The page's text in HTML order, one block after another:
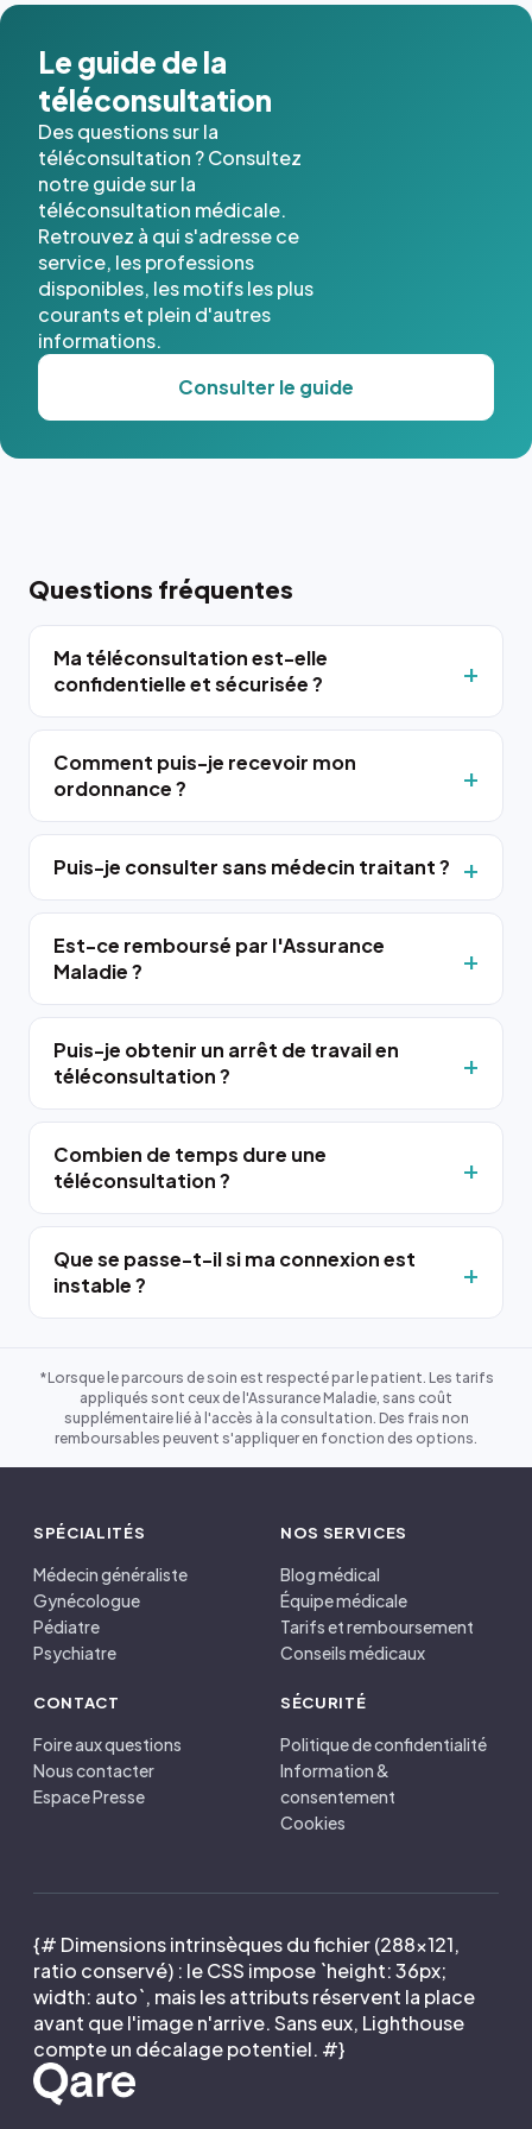
Le guide de la
téléconsultation
Des questions sur la
téléconsultation ? Consultez
notre guide sur la
téléconsultation médicale.
Retrouvez à qui s'adresse ce
service, les professions
disponibles, les motifs les plus
courants et plein d'autres
informations.
Consulter le guide
Questions fréquentes
Ma téléconsultation est-elle
confidentielle et sécurisée ?
Comment puis-je recevoir mon
ordonnance ?
Puis-je consulter sans médecin traitant ?
Est-ce remboursé par l'Assurance
Maladie ?
Puis-je obtenir un arrêt de travail en
téléconsultation ?
Combien de temps dure une
téléconsultation ?
Que se passe-t-il si ma connexion est
instable ?
*Lorsque le parcours de soin est respecté par le patient. Les tarifs
appliqués sont ceux de l'Assurance Maladie, sans coût
supplémentaire lié à l'accès à la consultation. Des frais non
remboursables peuvent s'appliquer en fonction des options.
SPÉCIALITÉS
Médecin généraliste
Gynécologue
Pédiatre
Psychiatre
NOS SERVICES
Blog médical
Équipe médicale
Tarifs et remboursement
Conseils médicaux
CONTACT
Foire aux questions
Nous contacter
Espace Presse
SÉCURITÉ
Politique de confidentialité
Information &
consentement
Cookies
{# Dimensions intrinsèques du fichier (288×121,
ratio conservé) : le CSS impose `height: 36px;
width: auto`, mais les attributs réservent la place
avant que l'image n'arrive. Sans eux, Lighthouse
compte un décalage potentiel. #}